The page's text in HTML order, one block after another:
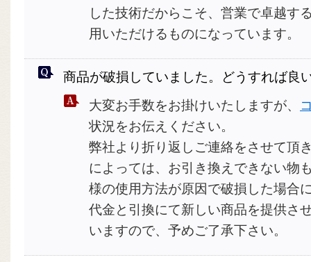
した技術だからこそ、営業で卓越す
用いただけるものになっています。
商品が破損していました。どうすれば良
大変お手数をお掛けいたしますが、
状況をお伝えください。
弊社より折り返しご連絡をさせて頂
によっては、お引き換えできない物
様の使用方法が原因で破損した場合
代金と引換にて新しい商品を提供さ
いますので、予めご了承下さい。